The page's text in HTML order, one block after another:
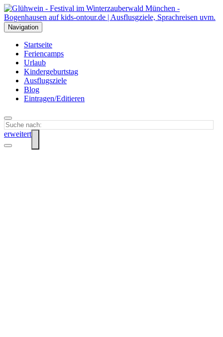
Navigation
Startseite
Feriencamps
Urlaub
Kindergeburtstag
Ausflugsziele
Blog
Eintragen/Editieren
erweitert